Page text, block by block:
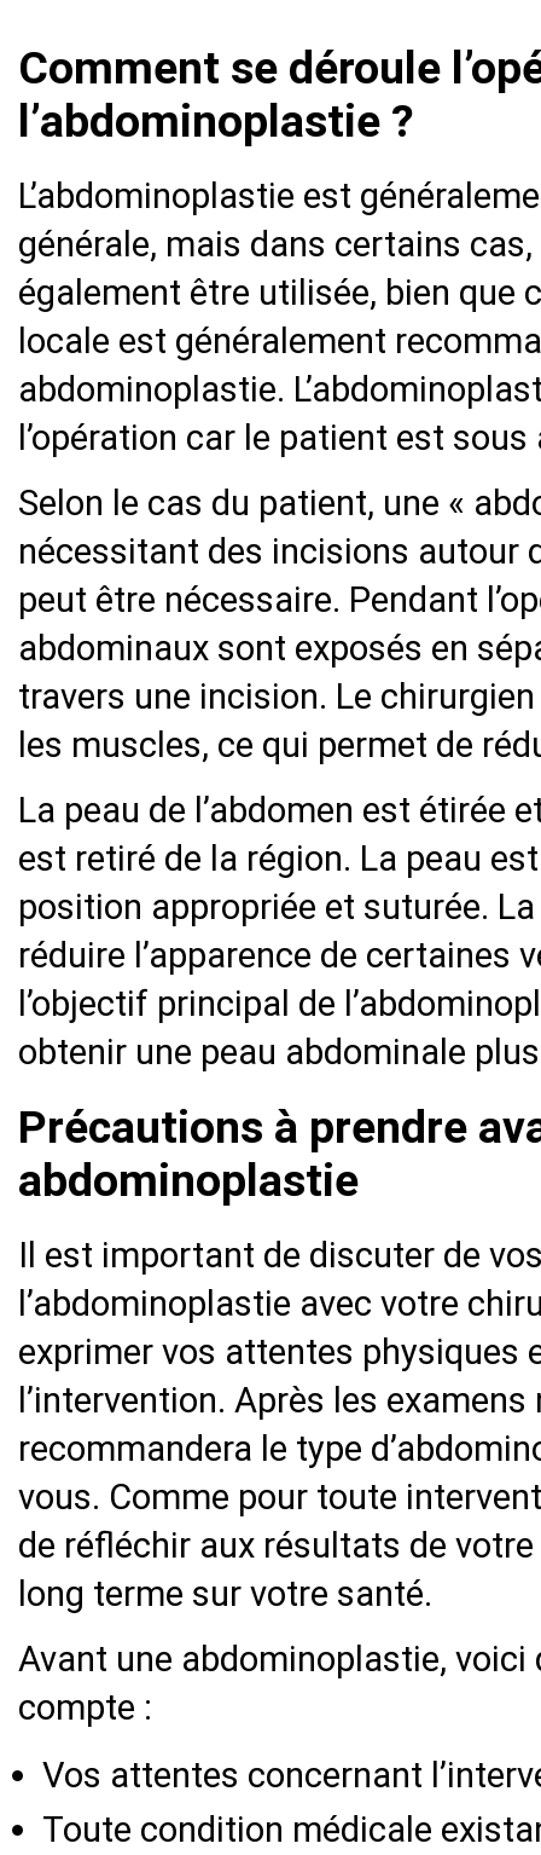
Comment se déroule
l’abdominoplastie ?
L’abdominoplastie est
générale, mais dans certains
également être utilisée, bien que
locale est généralement
abdominoplastie.
l’opération car le patient est
Selon le cas du patient, une «
nécessitant des incisions autour
peut être nécessaire. Pendant
abdominaux sont exposés en
travers une incision. Le
les muscles, ce qui permet de
La peau de l’abdomen est étirée
est retiré de la région. La peau
position appropriée et suturée.
réduire l’apparence de certaines
l’objectif principal de
obtenir une peau abdominale
Précautions à prendre
abdominoplastie
Il est important de discuter de
l’abdominoplastie avec votre
exprimer vos attentes physiques
l’intervention. Après les
recommandera le type
vous. Comme pour toute
de réfléchir aux résultats de
long terme sur votre santé.
Avant une abdominoplastie,
compte :
Vos attentes concernant
Toute condition médicale